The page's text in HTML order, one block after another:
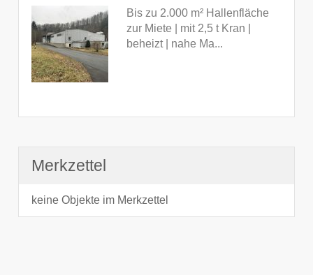
Bis zu 2.000 m² Hallenfläche
zur Miete | mit 2,5 t Kran |
beheizt | nahe Ma...
Merkzettel
keine Objekte im Merkzettel